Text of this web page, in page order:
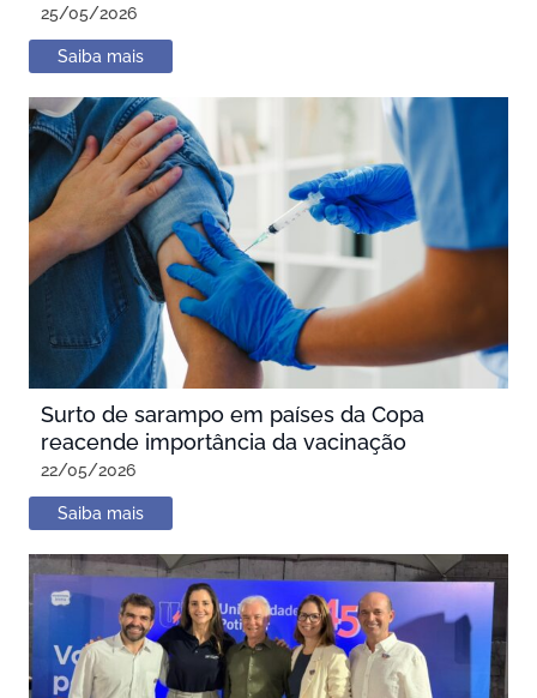
25/05/2026
Saiba mais
Surto de sarampo em países da Copa
reacende importância da vacinação
22/05/2026
Saiba mais